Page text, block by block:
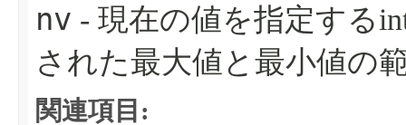
nv - 現在の値を指定する
された最大値と最小値の
関連項目: